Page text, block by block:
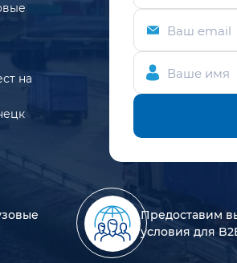
на
Ваш email
Ваше имя
Предоставим
условия для